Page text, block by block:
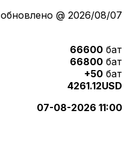
обновлено @ 2026/08/07
66600 бат
66800 бат
+50 бат
4261.12USD
07-08-2026 11:00